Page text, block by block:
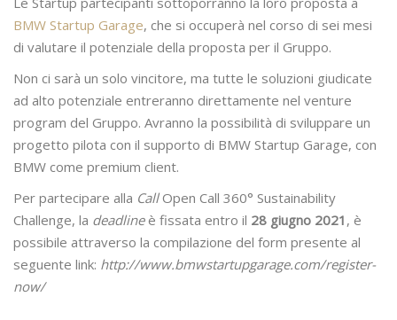
BMW Startup Garage, che si occuperà nel corso di sei mesi
di valutare il potenziale della proposta per il Gruppo.
Non ci sarà un solo vincitore, ma tutte le soluzioni giudicate
ad alto potenziale entreranno direttamente nel venture
program del Gruppo. Avranno la possibilità di sviluppare un
progetto pilota con il supporto di BMW Startup Garage, con
BMW come premium client.
Per partecipare alla CallOpen Call 360° Sustainability
Challenge, la deadlineè fissata entro il 28 giugno 2021 , è
possibile attraverso la compilazione del form presente al
seguente link: http://www.bmwstartupgarage.com/register-
now/